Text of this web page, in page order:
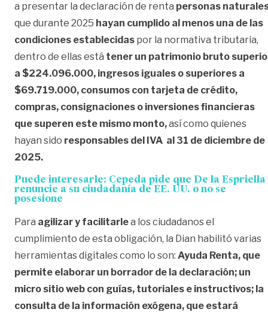
a presentar la declaración de renta personas
que durante 2025 hayan cumplido al menos una de las
condiciones establecidas por la normativa tributaria,
dentro de ellas está tener un patrimonio bruto
a $224.096.000, ingresos iguales o superiores a
$69.719.000, consumos con tarjeta de crédito,
compras, consignaciones o inversiones financieras
que superen este mismo monto,así como quienes
hayan sido responsables del IVA al 31 de diciembre de
2025.
Puede interesarle: Cepeda pide que De la Espriella
renuncie a su ciudadanía de EE. UU. o no se
posesione
Para agilizar y facilitarlea los ciudadanos el
cumplimiento de esta obligación, la Dian habilitó varias
herramientas digitales como lo son: Ayuda Renta, que
permite elaborar un borrador de la declaración; un
micro sitio web con guías, tutoriales e instructivos; la
consulta de la información exógena, que estará